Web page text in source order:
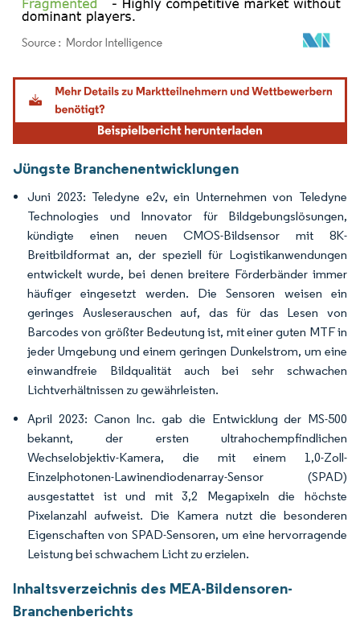
Bild © Mordor Intelligence. Wiederverwendung erfordert Namensnennung gemäß
Jüngste Branchenentwicklungen
Juni 2023: Teledyne e2v, ein Unternehmen von Teledyne
Technologies und Innovator für Bildgebungslösungen,
kündigte einen neuen CMOS-Bildsensor mit 8K-
Breitbildformat an, der speziell für Logistikanwendungen
entwickelt wurde, bei denen breitere Förderbänder immer
häufiger eingesetzt werden. Die Sensoren weisen ein
geringes Ausleserauschen auf, das für das Lesen von
Barcodes von größter Bedeutung ist, mit einer guten MTF in
jeder Umgebung und einem geringen Dunkelstrom, um eine
einwandfreie Bildqualität auch bei sehr schwachen
Lichtverhältnissen zu gewährleisten.
April 2023: Canon Inc. gab die Entwicklung der MS-500
bekannt, der ersten ultrahochempfindlichen
Wechselobjektiv-Kamera, die mit einem 1,0-Zoll-
Einzelphotonen-Lawinendiodenarray-Sensor (SPAD)
ausgestattet ist und mit 3,2 Megapixeln die höchste
Pixelanzahl aufweist. Die Kamera nutzt die besonderen
Eigenschaften von SPAD-Sensoren, um eine hervorragende
Leistung bei schwachem Licht zu erzielen.
Inhaltsverzeichnis des MEA-Bildensoren-
Branchenberichts